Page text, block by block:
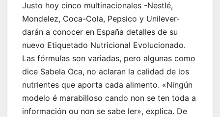
Justo hoy cinco multinacionales -Nestlé,
Mondelez, Coca-Cola, Pepsico y Unilever-
darán a conocer en España detalles de su
nuevo Etiquetado Nutricional Evolucionado.
Las fórmulas son variadas, pero algunas como
dice Sabela Oca, no aclaran la calidad de los
nutrientes que aporta cada alimento. «Ningún
modelo é marabilloso cando non se ten toda a
información ou non se sabe ler», explica. De